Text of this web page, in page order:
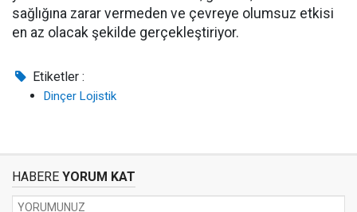
sağlığına zarar vermeden ve çevreye olumsuz etkisi
en az olacak şekilde gerçekleştiriyor.
Etiketler :
Dinçer Lojistik
HABERE YORUM KAT